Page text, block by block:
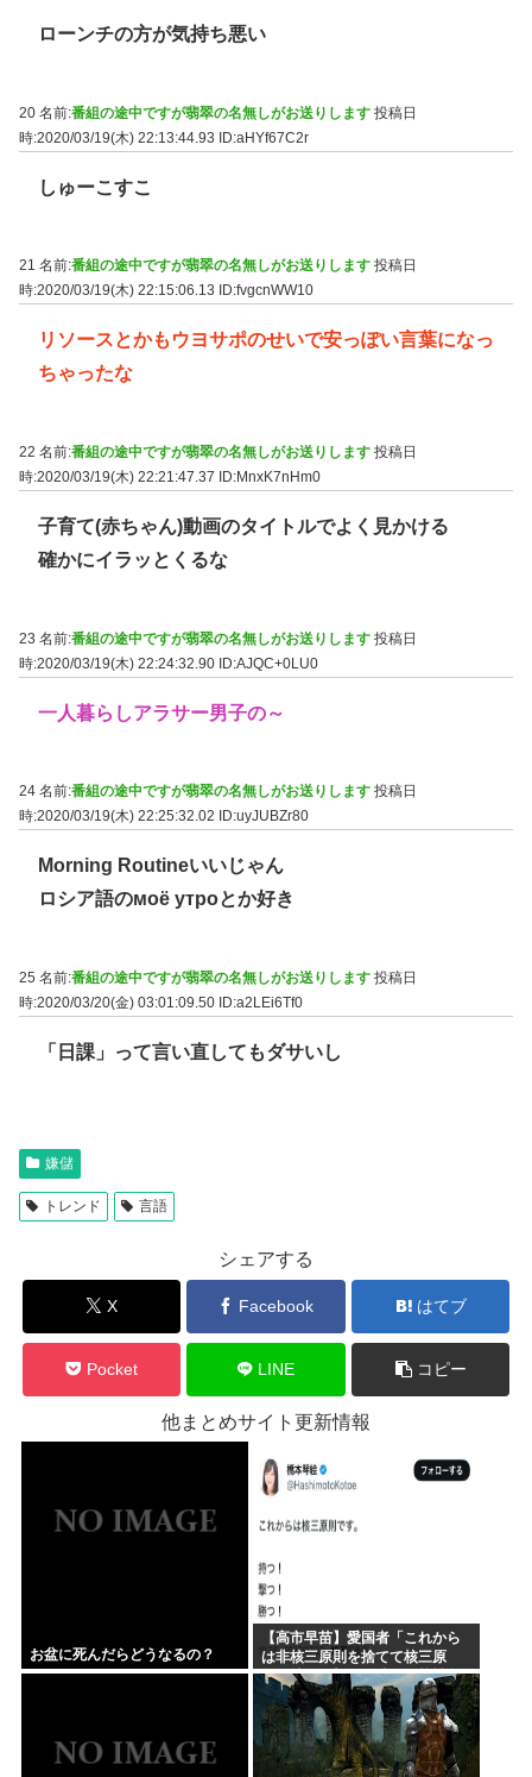
ローンチの方が気持ち悪い
20 名前:番組の途中ですが翡翠の名無しがお送りします 投稿日
時:2020/03/19(木) 22:13:44.93 ID:aHYf67C2r
しゅーこすこ
21 名前:番組の途中ですが翡翠の名無しがお送りします 投稿日
時:2020/03/19(木) 22:15:06.13
ID:fvgcnWW10
リソースとかもウヨサポのせいで安っぽい言葉になっ
ちゃったな
22 名前:番組の途中ですが翡翠の名無しがお送りします 投稿日
時:2020/03/19(木) 22:21:47.37
ID:MnxK7nHm0
子育て(赤ちゃん)動画のタイトルでよく見かける
確かにイラッとくるな
23 名前:番組の途中ですが翡翠の名無しがお送りします 投稿日
時:2020/03/19(木) 22:24:32.90 ID:AJQC+0LU0
一人暮らしアラサー男子の～
24 名前:番組の途中ですが翡翠の名無しがお送りします 投稿日
時:2020/03/19(木) 22:25:32.02
ID:uyJUBZr80
Morning Routineいいじゃん
ロシア語のмоё утроとか好き
25 名前:番組の途中ですが翡翠の名無しがお送りします 投稿日
時:2020/03/20(金) 03:01:09.50 ID:a2LEi6Tf0
「日課」って言い直してもダサいし
嫌儲
トレンド 言語
シェアする
X Facebook はてブ
Pocket LINE コピー
他まとめサイト更新情報
お盆に死んだらどうなるの？
【高市早苗】愛国者「これから
は非核三原則を捨てて核三原
則。持つ！撃つ！勝つ！核戦争
には慣れている、試してみる
か？」